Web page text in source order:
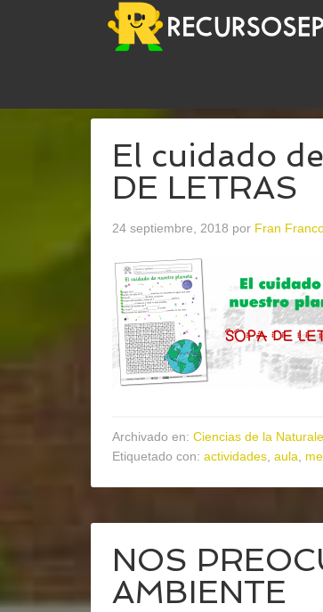
El cuidado
DE LETRAS
24 septiembre, 2018 por Fran
Archivado en: Ciencias de la
Etiquetado con: actividades aula
NOS
AMBIENTE